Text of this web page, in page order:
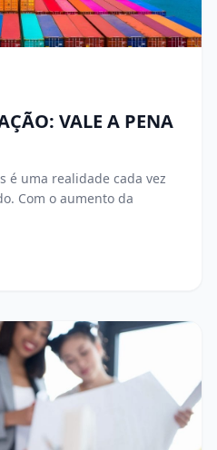
VALE A PENA
é uma realidade cada vez
Com o aumento da